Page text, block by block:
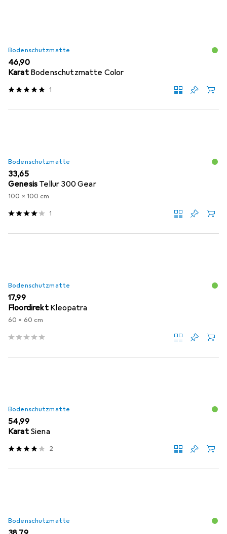
Bodenschutzmatte
EUR
46,90
Karat Bodenschutzmatte Color
1
Bodenschutzmatte
EUR
33,65
Genesis Tellur 300 Gear
100 x 100 cm
1
Bodenschutzmatte
EUR
17,99
Floordirekt Kleopatra
60 x 60 cm
Bodenschutzmatte
EUR
54,99
Karat Siena
2
Bodenschutzmatte